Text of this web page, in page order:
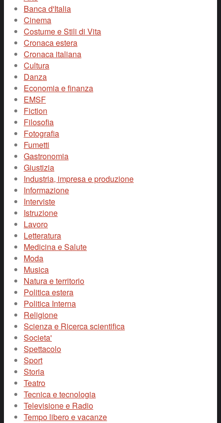
Banca d'Italia
Cinema
Costume e Stili di Vita
Cronaca estera
Cronaca italiana
Cultura
Danza
Economia e finanza
EMSF
Fiction
Filosofia
Fotografia
Fumetti
Gastronomia
Giustizia
Industria, impresa e produzione
Informazione
Interviste
Istruzione
Lavoro
Letteratura
Medicina e Salute
Moda
Musica
Natura e territorio
Politica estera
Politica Interna
Religione
Scienza e Ricerca scientifica
Societa'
Spettacolo
Sport
Storia
Teatro
Tecnica e tecnologia
Televisione e Radio
Tempo libero e vacanze